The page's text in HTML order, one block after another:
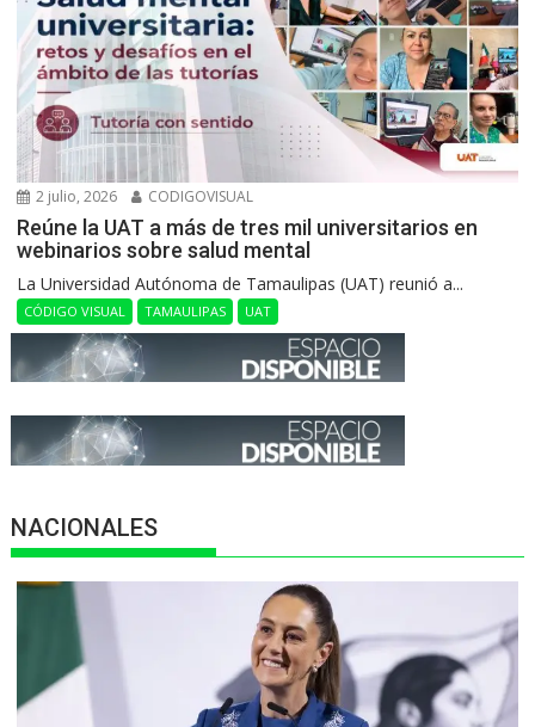
2 julio, 2026 CODIGOVISUAL
Reúne la UAT a más de tres mil universitarios en
webinarios sobre salud mental
La Universidad Autónoma de Tamaulipas (UAT) reunió a...
CÓDIGO VISUAL TAMAULIPAS UAT
NACIONALES